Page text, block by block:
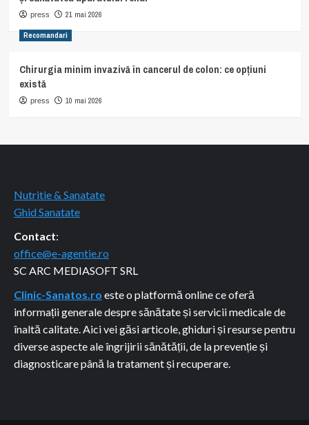
press 21 mai 2026
Recomandari
Chirurgia minim invazivă în cancerul de colon: ce opțiuni
există
press 10 mai 2026
Nutritie & Sanatate
Ghid Sanatate
Contact:
office@e-agentie.ro
SC ARC MEDIASOFT SRL
Clinic-Sanatos.ro este o platformă online ce oferă
informații generale despre sănătate și servicii medicale de
înaltă calitate. Aici vei găsi articole, ghiduri și resurse pentru
diverse aspecte ale îngrijirii sănătății, de la prevenție și
diagnosticare până la tratament și recuperare.